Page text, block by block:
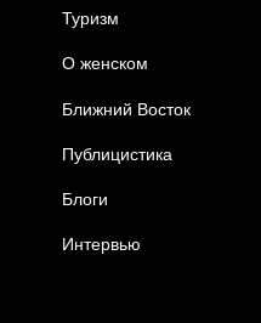
Туризм
О женском
Ближний Восток
Публицистика
Блоги
Интервью